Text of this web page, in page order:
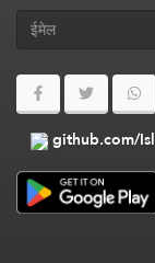
github.com/